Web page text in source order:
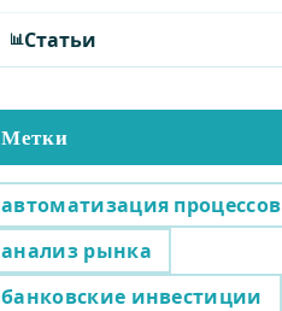
Статьи
Метки
автоматизация процессов
анализ рынка
банковские инвестиции